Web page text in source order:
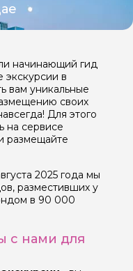
начинающий гид
экскурсии в
вам уникальные
своих
Для этого
на сервисе
размещайте
2025 года мы
разместивших у
в 90 000
с нами для